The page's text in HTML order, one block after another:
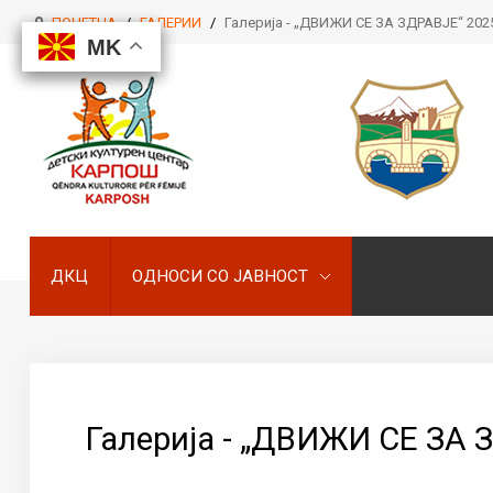
MK
MK
ОДНОСИ СО ЈАВНОСТ
ПОЧЕТНА / ГАЛЕРИИ / Галерија - „ДВИЖИ СЕ ЗА ЗДРАВЈЕ“
MK
MK
ДКЦ ОДНОСИ СО ЈАВНОСТ
Галерија - „ДВИЖИ СЕ ЗА